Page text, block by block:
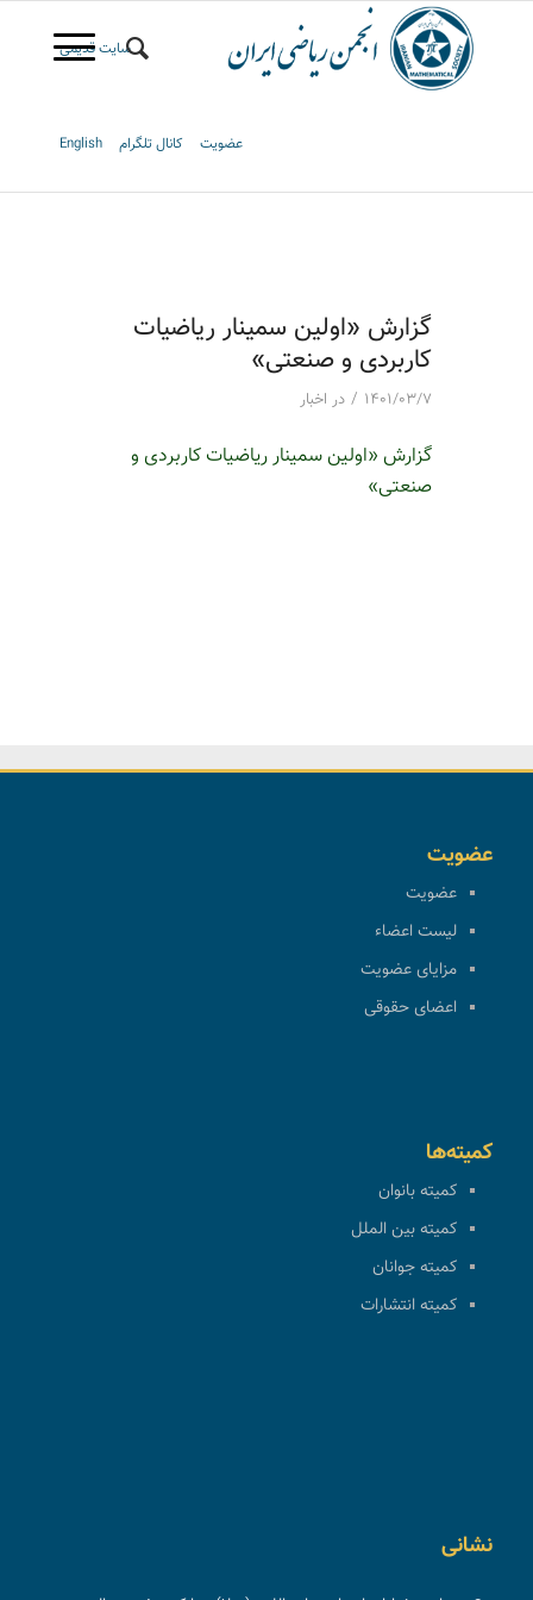
سایت قدیمی
عضویت کانال تلگرام English
گزارش «اولین سمینار ریاضیات
کاربردی و صنعتی»
۱۴۰۱/۰۳/۷ / در اخبار
گزارش «اولین سمینار ریاضیات کاربردی و
صنعتی»
عضویت
عضویت
لیست اعضاء
مزایای عضویت
اعضای حقوقی
کمیته‌ها
کمیته بانوان
کمیته بین الملل
کمیته جوانان
کمیته انتشارات
نشانی